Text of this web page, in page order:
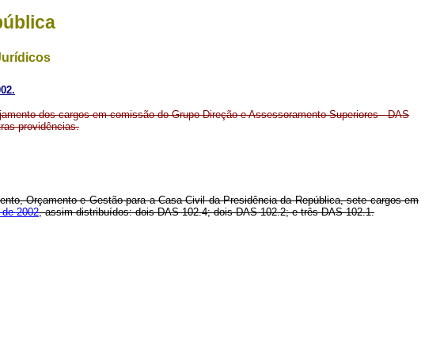
dos cargos em comissão do Grupo-Direção e Assessoramento Superiores - DAS
providências.
Orçamento e Gestão para a Casa Civil da Presidência da República, sete cargos em
2002, assim distribuídos: dois DAS 102.4; dois DAS 102.2; e três DAS 102.1.